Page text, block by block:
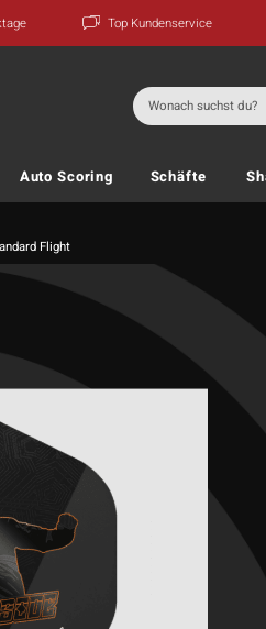
Top Kundenservice
Suchen
nach:
Auto Scoring Schäfte
Flight